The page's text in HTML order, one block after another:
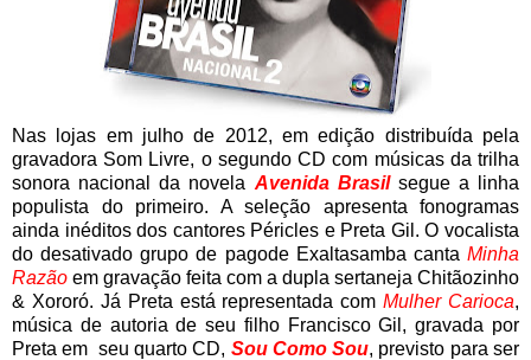
Nas lojas em julho de 2012, em edição distribuída pela
gravadora Som Livre, o segundo CD com músicas da trilha
sonora nacional da novela Avenida Brasilsegue a linha
populista do primeiro. A seleção apresenta fonogramas
ainda inéditos dos cantores Péricles e Preta Gil. O vocalista
do desativado grupo de pagode Exaltasamba canta Minha
Razão em gravação feita com a dupla sertaneja Chitãozinho
& Xororó. Já Preta está representada comMulher Carioca,
música de autoria de seu filho Francisco Gil, gravada por
Preta em seu quarto CD, Sou Como Sou, previsto para ser